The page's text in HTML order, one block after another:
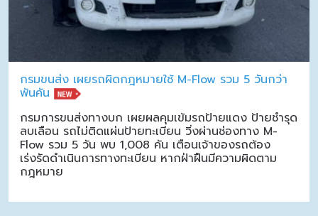
กรมขนส่ง เผยรถผิดกฎหมายใช้ M-Flow รวม 5 วันกว่า
พันคัน
กรมการขนส่งทางบก เผยผลคุมเข้มรถป้ายแดง ป้ายชำรุด
ลบเลือน รถไม่ติดแผ่นป้ายทะเบียน วิ่งผ่านช่องทาง M-
Flow รวม 5 วัน พบ 1,008 คัน เตือนเจ้าของรถต้อง
เร่งรัดดำเนินการทางทะเบียน หากฝ่าฝืนมีความผิดตาม
กฎหมาย